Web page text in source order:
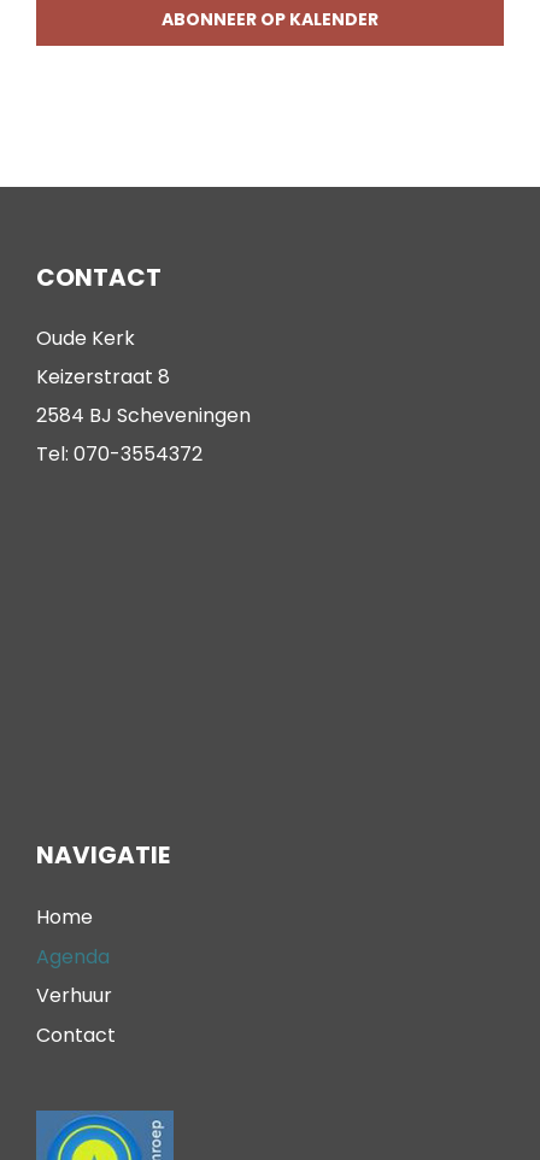
ABONNEER OP KALENDER
CONTACT
Oude Kerk
Keizerstraat 8
2584 BJ Scheveningen
Tel: 070-3554372
NAVIGATIE
Home
Agenda
Verhuur
Contact